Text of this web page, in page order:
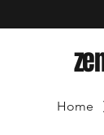
Home